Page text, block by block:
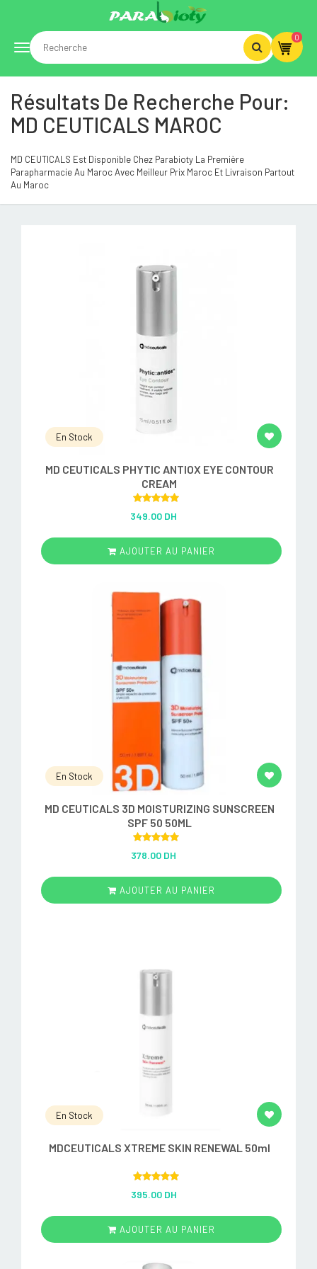
Toggle
navigation
0
Résultats De Recherche Pour:
MD CEUTICALS MAROC
MD CEUTICALS Est Disponible Chez Parabioty La Première
Parapharmacie Au Maroc Avec Meilleur Prix Maroc Et Livraison Partout
Au Maroc
En Stock
MD CEUTICALS PHYTIC ANTIOX EYE CONTOUR
CREAM
out of 5
349.00 DH
AJOUTER AU PANIER
En Stock
MD CEUTICALS 3D MOISTURIZING SUNSCREEN
SPF 50 50ML
out of 5
378.00 DH
AJOUTER AU PANIER
En Stock
MDCEUTICALS XTREME SKIN RENEWAL 50ml
out of 5
395.00 DH
AJOUTER AU PANIER